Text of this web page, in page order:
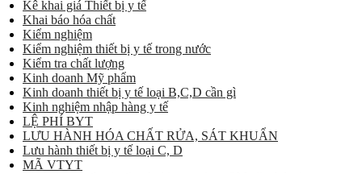
Kê khai giá Thiết bị y tế
Khai báo hóa chất
Kiểm nghiệm
Kiểm nghiệm thiết bị y tế trong nước
Kiểm tra chất lượng
Kinh doanh Mỹ phẩm
Kinh doanh thiết bị y tế loại B,C,D cần gì
Kinh nghiệm nhập hàng y tế
LỆ PHÍ BYT
LƯU HÀNH HÓA CHẤT RỬA, SÁT KHUẨN
Lưu hành thiết bị y tế loại C, D
MÃ VTYT